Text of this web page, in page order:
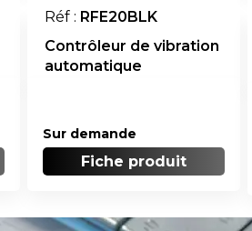
Réf : RFE20BLK
Contrôleur de vibration
automatique
Sur demande
Fiche produit